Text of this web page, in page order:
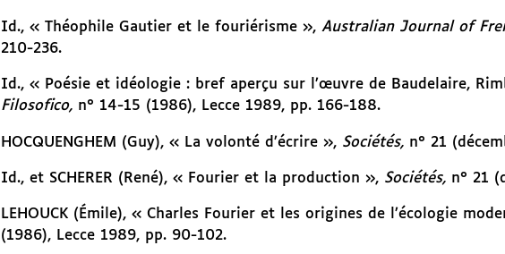
Id., « Théophile Gautier et le fouriérisme », Australian Journal of
210-236.
Id., « Poésie et idéologie : bref aperçu sur l’œuvre de Baudelaire,
Filosofico,n° 14-15 (1986), Lecce 1989, pp. 166-188.
HOCQUENGHEM (Guy), « La volonté d’écrire », Sociétés,n° 21
Id., et SCHERER (René), « Fourier et la production », Sociétés,n° 21
LEHOUCK (Émile), « Charles Fourier et les origines de l’écologie
(1986), Lecce 1989, pp. 90-102.